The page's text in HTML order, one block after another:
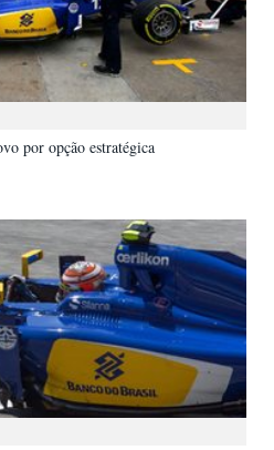
por opção estratégica